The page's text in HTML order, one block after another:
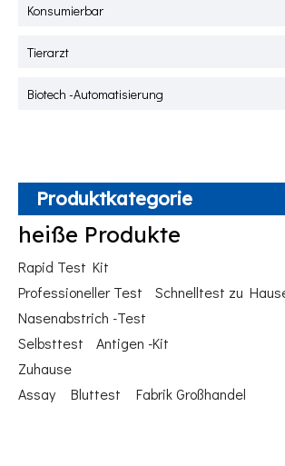
Konsumierbar
Tierarzt
Biotech -Automatisierung
Produktkategorie
heiße Produkte
Rapid Test Kit
Professioneller Test
Schnelltest zu
Nasenabstrich -Test
Selbsttest
Antigen -Kit
Zuhause
Assay
Bluttest Fabrik Großhandel